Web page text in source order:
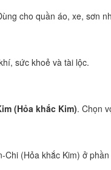
cho quần áo, xe, sơn
sức khoẻ và tài lộc.
(Hỏa khắc Kim). Chọn
(Hỏa khắc Kim) ở